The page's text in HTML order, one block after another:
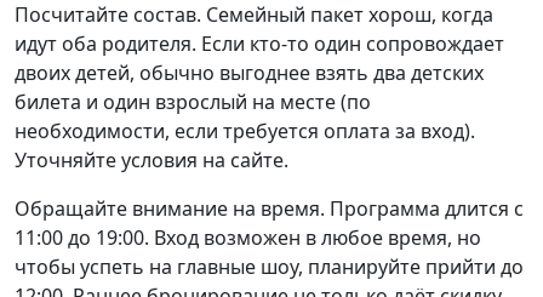
Посчитайте состав. Семейный пакет хорош, когда
идут оба родителя. Если кто-то один сопровождает
двоих детей, обычно выгоднее взять два детских
билета и один взрослый на месте (по
необходимости, если требуется оплата за вход).
Уточняйте условия на сайте.
Обращайте внимание на время. Программа длится с
11:00 до 19:00. Вход возможен в любое время, но
чтобы успеть на главные шоу, планируйте прийти до